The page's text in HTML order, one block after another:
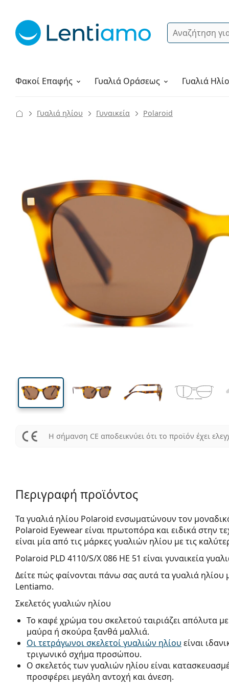
Αναζήτηση
Φακοί Επαφής
Υγρά φακών ΓυαλιάΟράσεως Γυαλιά
Πώς να παραγγείλετε
Γυαλιά ηλίου Γυναικεία Polaroid
Μήκος σκελετού
42 mm
Ύψος φακού Μήκος φακού
Μήκος
Η σήμανση CE αποδεικνύει ότι το προϊόν έχει
Περιγραφή προϊόντος
Τα γυαλιά ηλίου Polaroid ενσωματώνουν τον
Polaroid Eyewear είναι πρωτοπόρα και ειδικά στην
είναι μία από τις μάρκες γυαλιών ηλίου με τις
Polaroid PLD 4110/S/X 086 HE 51 είναι γυναικεία
Δείτε πώς φαίνονται πάνω σας αυτά τα γυαλιά ηλίου
Lentiamo.
Σκελετός γυαλιών ηλίου
Το καφέ χρώμα του σκελετού ταιριάζει απόλυτα
μαύρα ή σκούρα ξανθά μαλλιά.
Οι τετράγωνοι σκελετοί γυαλιών ηλίου είναι
τριγωνικό σχήμα προσώπου.
Ο σκελετός των γυαλιών ηλίου είναι
προσφέρει μεγάλη αντοχή και άνεση.